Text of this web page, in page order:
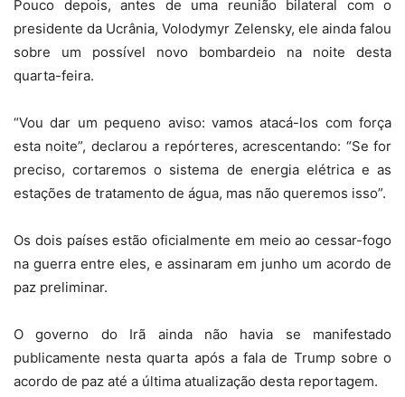
Pouco depois, antes de uma reunião bilateral com o
presidente da Ucrânia, Volodymyr Zelensky, ele ainda falou
sobre um possível novo bombardeio na noite desta
quarta-feira.
“Vou dar um pequeno aviso: vamos atacá-los com força
esta noite”, declarou a repórteres, acrescentando: “Se for
preciso, cortaremos o sistema de energia elétrica e as
estações de tratamento de água, mas não queremos isso”.
Os dois países estão oficialmente em meio ao cessar-fogo
na guerra entre eles, e assinaram em junho um acordo de
paz preliminar.
O governo do Irã ainda não havia se manifestado
publicamente nesta quarta após a fala de Trump sobre o
acordo de paz até a última atualização desta reportagem.